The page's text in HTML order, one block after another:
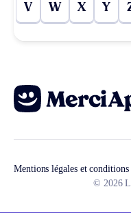
V W X Y
Mentions légales et
© 2026